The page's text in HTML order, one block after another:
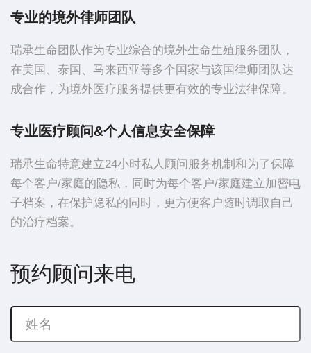
专业的境外律师团队
瑞承生命团队作为专业综合的境外生命生殖服务团队，
在美国、泰国、马来西亚等多个国家与该国律师团队达
成合作，为境外医疗服务提供更有效的专业法律保障。
专业医疗顾问&个人信息安全保障
瑞承生命特意建立24小时私人顾问服务机制和为了保障
每个客户/家庭的隐私，同时为每个客户/家庭建立加密电
子档案，在保护隐私的同时，更方便客户随时调取自己
的治疗档案。
预约顾问来电